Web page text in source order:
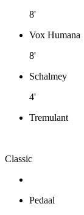
8'
Vox Humana
8'
Schalmey
4'
Tremulant
Classic
Pedaal